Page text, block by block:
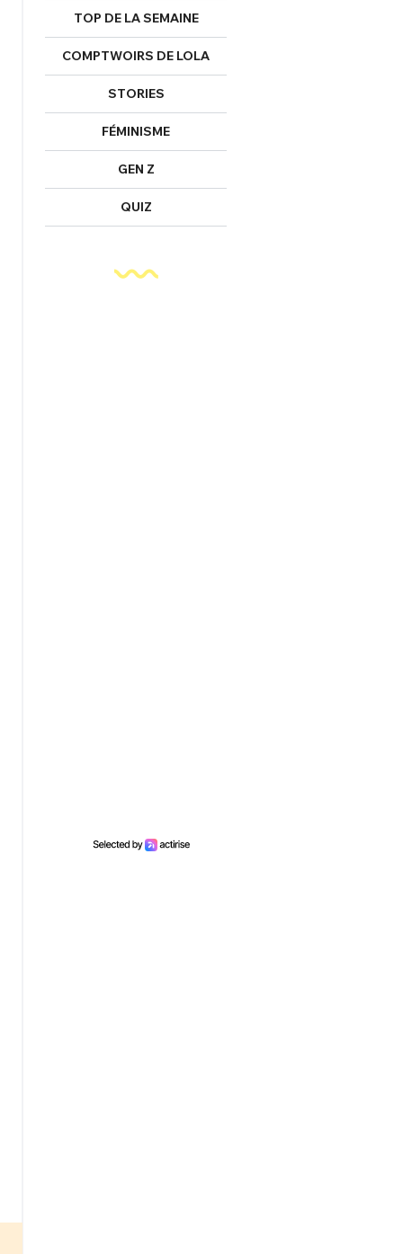
TOP DE LA SEMAINE
COMPTWOIRS DE LOLA
STORIES
FÉMINISME
GEN Z
QUIZ
Thread